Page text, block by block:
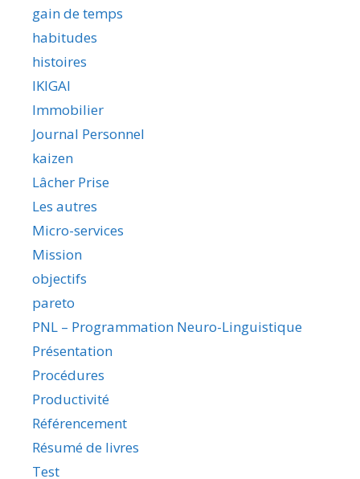
gain de temps
habitudes
histoires
IKIGAI
Immobilier
Journal Personnel
kaizen
Lâcher Prise
Les autres
Micro-services
Mission
objectifs
pareto
PNL – Programmation Neuro-Linguistique
Présentation
Procédures
Productivité
Référencement
Résumé de livres
Test